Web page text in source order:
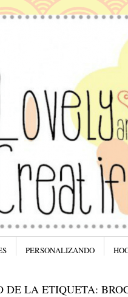
PERSONALIZANDO
DE LA ETIQUETA: